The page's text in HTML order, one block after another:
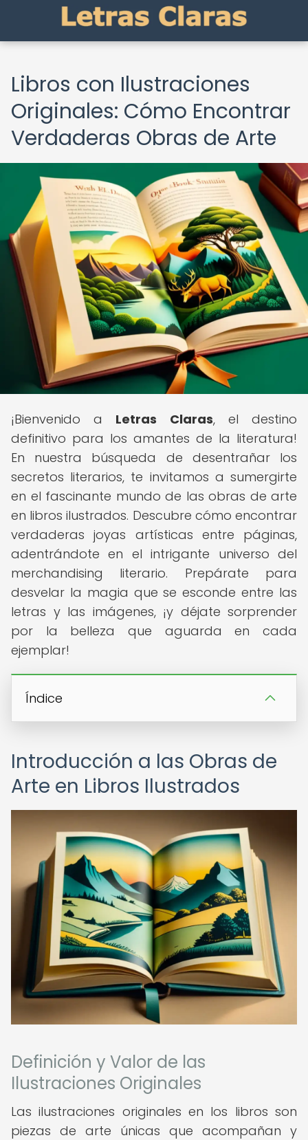
Libros con Ilustraciones
Originales: Cómo Encontrar
Verdaderas Obras de Arte
¡Bienvenido a Letras Claras, el destino
definitivo para los amantes de la literatura!
En nuestra búsqueda de desentrañar los
secretos literarios, te invitamos a sumergirte
en el fascinante mundo de las obras de arte
en libros ilustrados. Descubre cómo encontrar
verdaderas joyas artísticas entre páginas,
adentrándote en el intrigante universo del
merchandising literario. Prepárate para
desvelar la magia que se esconde entre las
letras y las imágenes, ¡y déjate sorprender
por la belleza que aguarda en cada
ejemplar!
Índice
Introducción a las Obras de
Arte en Libros Ilustrados
Definición y Valor de las
Ilustraciones Originales
Las ilustraciones originales en los libros son
piezas de arte únicas que acompañan y